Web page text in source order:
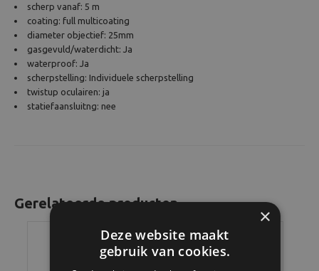
scherp vanaf: 5 m
coating: full multicoating
diameter objectief: 25mm
gasgevuld/waterdicht: Ja
waterproof: Ja
scherpstelling: Individuele scherpstelling
twistup oculairen: ja
statiefaansluitng: nee
Gerelateerde producten
×
Deze website maakt
gebruik van cookies.